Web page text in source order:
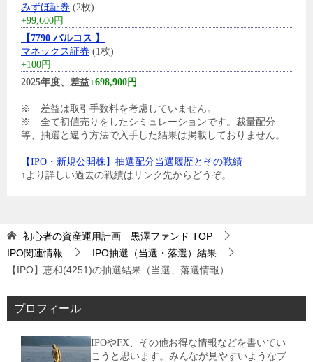
みずほ証券 (2枚)
+99,600円
【7790 バルコス 】
マネックス証券 (1枚)
+100円
2025年度、差益+698,900円
※ 差益は取引手数料を考慮していません。
※ 全て初値売りをしたシミュレーションです。裁量配分
等、抽選と違う方法で入手した結果は掲載しておりません。
【IPO・新規公開株】抽選配分当選履歴とその戦績
↑より詳しい過去の戦績はリンク先からどうぞ。
初心者の資産運用計画 黒澤ファンド TOP
IPO関連情報
IPO抽選（当選・落選）結果
【IPO】恵和(4251)の抽選結果（当選、落選情報）
プロフィール
IPOやFX、その他お得な情報などを書いてい
こうと思います。みんなが見やすいようなブ